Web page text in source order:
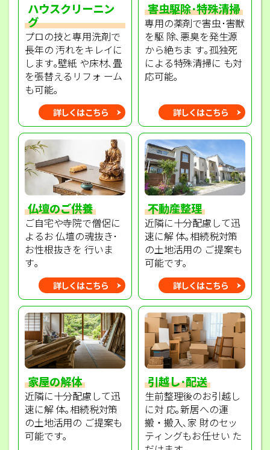
ハウスクリーニン
グ
プロの技と専用洗剤で
長年の 汚れをキレイに
します｡壁紙 や床材､畳
を張替えるリフォ ーム
も可能｡
詳しくはこちら
害虫駆除･特殊清掃
専用の薬剤で害虫･害獣
を駆 除､悪臭を発生源
から絶ちま す｡孤独死
による特殊清掃に も対
応可能｡
詳しくはこちら
仏壇のご供養
ご自宅や寺院で僧侶に
よるお 仏壇の魂抜き･
お性根抜きを 行いま
す｡
詳しくはこちら
不動産整理
近隣に十分配慮して迅
速に解 体｡相続税対策
の土地活用の ご提案も
可能です｡
詳しくはこちら
家屋の解体
近隣に十分配慮して迅
速に解 体｡相続税対策
の土地活用の ご提案も
可能です｡
引越し･配送
生前整理後のお引越し
に対 応｡新居への運
搬・搬入､家 財のセッ
ティングもお任せい た